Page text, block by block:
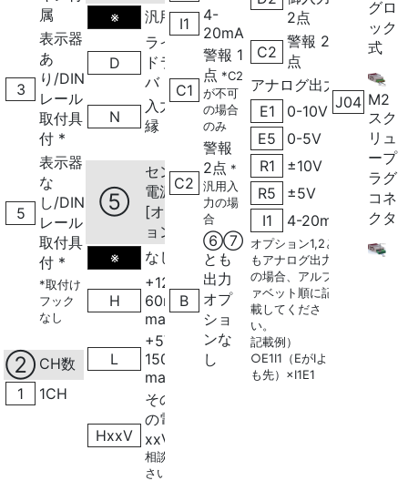
属
3
表示器
あ
り/DIN
レール
取付具
付 *
5
表示器
な
し/DIN
レール
取付具
付 *
*取付け
フック
なし
② CH数
1
1CH
※
汎用
D
ライン
ドライ
バ
N
入力絶
縁
⑤
センサ
電源
[オプシ
ョン]
※
なし
H
+12V
60mA
max
L
+5V
150mA
max
HxxV
その他
の電圧
xxV
相談くだ
さい)
I1
4-
20mA
C1
警報 1
点 *C2
が不可
の場合
のみ
C2
警報
2点 *
汎用入
力の場
合
B
⑥⑦
とも
出力
オプ
ショ
ンな
し
2点
C2
警報 2
点
アナログ出力
E1
0-10V
E5
0-5V
R1
±10V
R5
±5V
I1
4-20mA
オプション1,2と
もアナログ出力
の場合、アルフ
ァベット順に記
載してくださ
い。
記載例）
○E1I1（EがIより
も先）×I1E1
グロ
ック
式
J04 M2
スク
リュ
ープ
ラグ
コネ
クタ